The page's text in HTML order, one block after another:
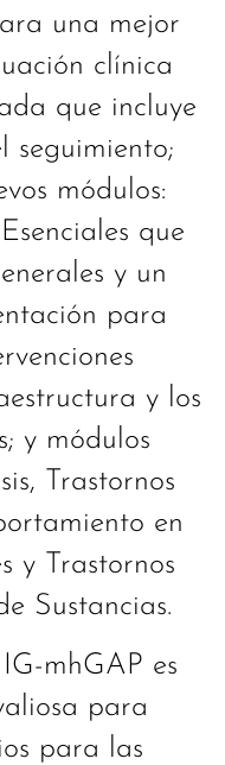
una mejor
clínica
que incluye
seguimiento;
módulos:
que
y un
para
y los
y módulos
Trastornos
en
y Trastornos
Sustancias.
mhGAP es
para
para las